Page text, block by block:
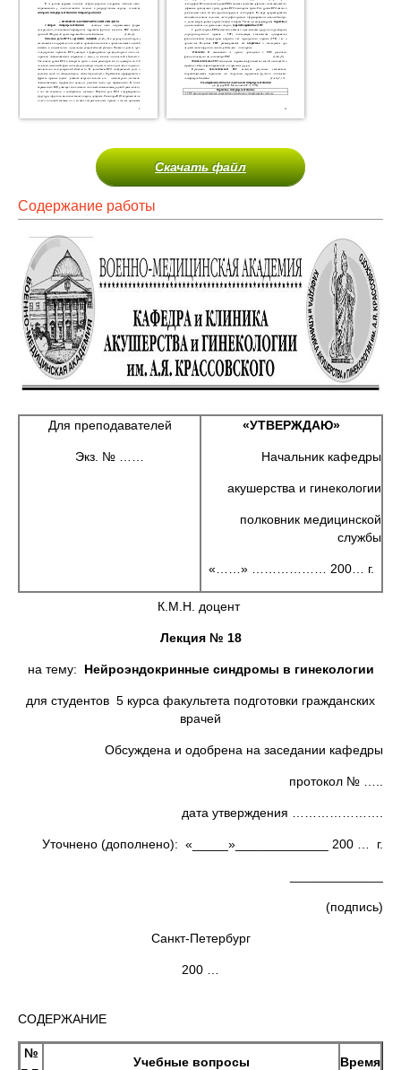
Скачать файл
Содержание работы
Для преподавателей
Экз. № ……
«УТВЕРЖДАЮ»
Начальник кафедры
акушерства и гинекологии
полковник медицинской
службы
«……» ……………… 200… г.
К.М.Н. доцент
Лекция№ 18
на тему: Нейроэндокринные синдромы в гинекологии
для студентов 5 курса факультета подготовки гражданских
врачей
Обсуждена и одобрена на заседании кафедры
протокол № …..
дата утверждения ………………….
Уточнено (дополнено): «_____»_____________ 200 … г.
(подпись)
Санкт-Петербург
200 …
СОДЕРЖАНИЕ
№
Учебные вопросы Время